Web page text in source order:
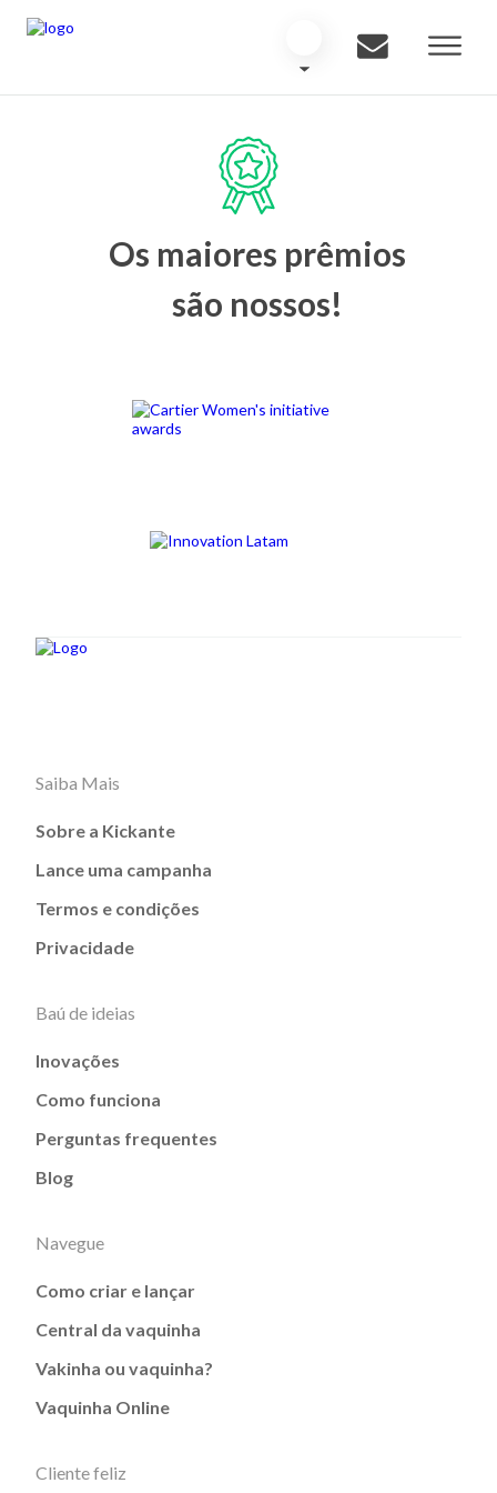
Os maiores prêmios
são nossos!
Saiba Mais
Sobre a Kickante
Lance uma campanha
Termos e condições
Privacidade
Baú de ideias
Inovações
Como funciona
Perguntas frequentes
Blog
Navegue
Como criar e lançar
Central da vaquinha
Vakinha ou vaquinha?
Vaquinha Online
Cliente feliz